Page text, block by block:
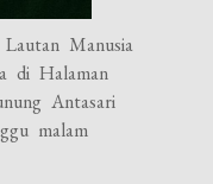
Lautan Manusia
di Halaman
Antasari
malam